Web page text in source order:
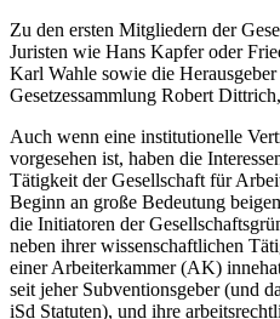
Zu den ersten Mitgliedern der
Juristen wie Hans Kapferoder
Karl Wahle sowie die
Gesetzessammlung Robert Dittrich,
Auch wenn eine institutionelle
vorgesehen ist, haben die
Tätigkeit der Gesellschaft für
Beginn an große Bedeutung
die Initiatoren der
neben ihrer wissenschaftlichen
einer Arbeiterkammer (AK)
seit jeher Subventionsgeber (und
iSd Statuten), und ihre